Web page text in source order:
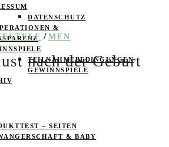
DATENSCHUTZ
&
TEILNAHMEBEDINGUNGEN
GEWINNSPIELE
– SEITEN
& BABY
/ MEN
nach der Geburt